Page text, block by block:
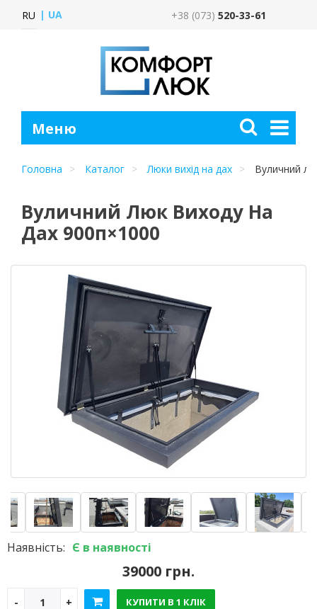
RU UA +38 (073) 520-33-61
Головна Каталог Люки вихід на дах Вуличний
Вуличний Люк Виходу На
Дах 900п×1000
Наявність: Є в наявності
39000 грн.
КУПИТИ В 1 КЛІК